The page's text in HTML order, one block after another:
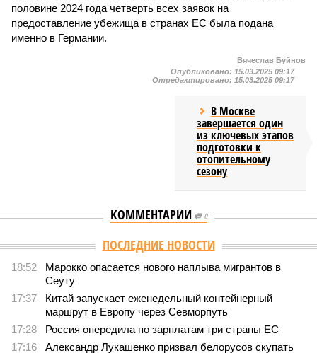
половине 2024 года четверть всех заявок на
предоставление убежища в странах ЕС была подана
именно в Германии.
Вячеслав Буйнов
Опубликовано: 15.03.2025 09:17
Отредактировано: 15.03.2025 09:17
В Москве
завершается один
из ключевых этапов
подготовки к
отопительному
сезону
КОММЕНТАРИИ 0
Версия //Общество //
Земля уже не раз показывала человечеству свой
крутой нрав – когда покажет снова?
Земля уже не раз показывала человечеству свой крутой
нрав – когда покажет снова?
Последние времена